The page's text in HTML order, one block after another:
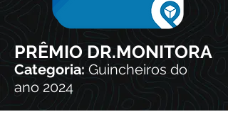
PRÊMIO DR.MONITORA
Categoria: Guincheiros do
ano 2024